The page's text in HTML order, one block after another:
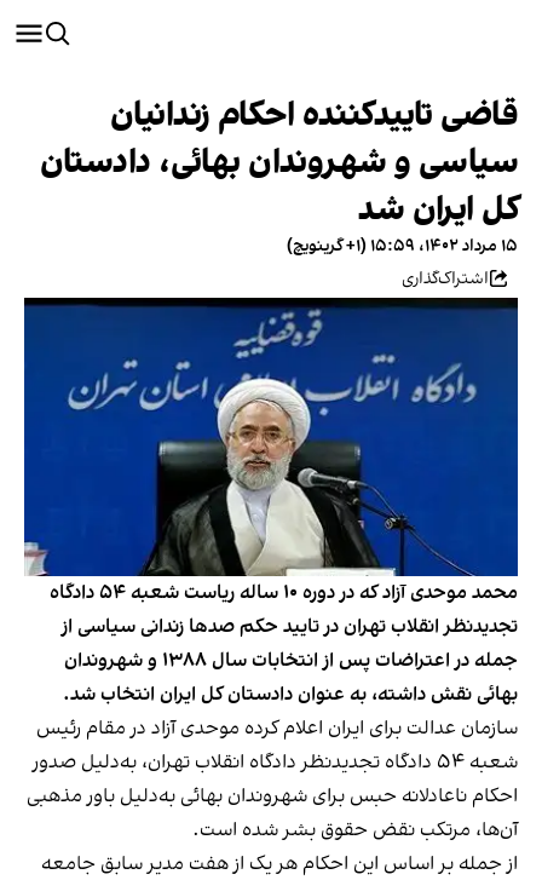
قاضی تاییدکننده احکام زندانیان
سیاسی و شهروندان بهائی، دادستان
کل ایران شد
۱۵ مرداد ۱۴۰۲، ۱۵:۵۹ (‎+۱ گرینویچ)
اشتراک‌گذاری
محمد موحدی‌ آزاد که در دوره ۱۰ ساله ریاست شعبه ۵۴ دادگاه
تجدیدنظر انقلاب تهران در تایید حکم صدها زندانی سیاسی از
جمله در اعتراضات پس از انتخابات سال ۱۳۸۸ و شهروندان
بهائی نقش داشته، به عنوان دادستان کل ایران انتخاب شد.
سازمان عدالت برای ایران اعلام کرده موحدی آزاد در مقام رئیس
شعبه ۵۴ دادگاه تجدیدنظر دادگاه انقلاب تهران، به‌دلیل صدور
احکام ناعادلانه حبس برای شهروندان بهائی به‌دلیل باور مذهبی
آن‌ها، مرتکب نقض حقوق بشر شده است.
از جمله بر اساس این احکام هر یک از هفت مدیر سابق جامعه